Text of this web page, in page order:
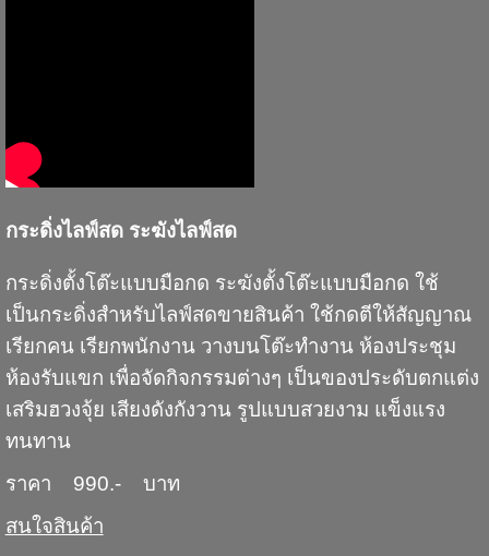
กระดิ่งไลฟ์สด ระฆังไลฟ์สด
กระดิ่งตั้งโต๊ะแบบมือกด ระฆังตั้งโต๊ะแบบมือกด ใช้
เป็นกระดิ่งสำหรับไลฟ์สดขายสินค้า ใช้กดตีให้สัญญาณ
เรียกคน เรียกพนักงาน วางบนโต๊ะทำงาน ห้องประชุม
ห้องรับแขก เพื่อจัดกิจกรรมต่างๆ เป็นของประดับตกแต่ง
เสริมฮวงจุ้ย เสียงดังกังวาน รูปแบบสวยงาม แข็งแรง
ทนทาน
ราคา 990.- บาท
สนใจสินค้า